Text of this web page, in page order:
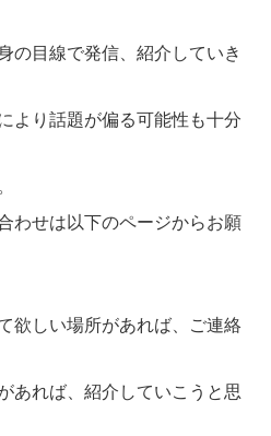
の目線で発信、紹介していき
より話題が偏る可能性も十分
わせは以下のページからお願
欲しい場所があれば、ご連絡
あれば、紹介していこうと思